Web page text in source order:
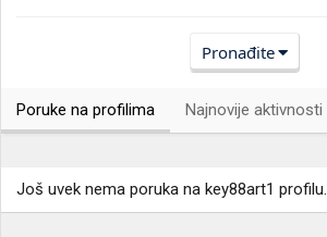
Pronađite
Poruke na profilima Najnovije aktivnosti
Još uvek nema poruka na key88art1 profilu.